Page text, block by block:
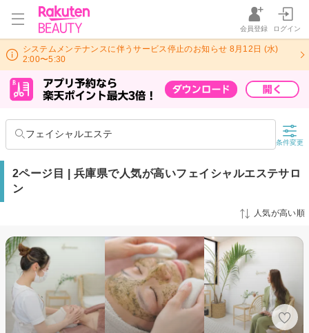
会員登録 ログイン
システムメンテナンスに伴うサービス停止のお知らせ 8月12日 (水)
2:00〜5:30
フェイシャルエステ
条件変更
2ページ目 | 兵庫県で人気が高いフェイシャルエステサロ
ン
人気が高い順